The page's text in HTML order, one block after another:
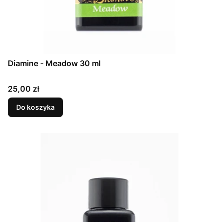
Diamine - Meadow 30 ml
Cena
25,00 zł
Do koszyka